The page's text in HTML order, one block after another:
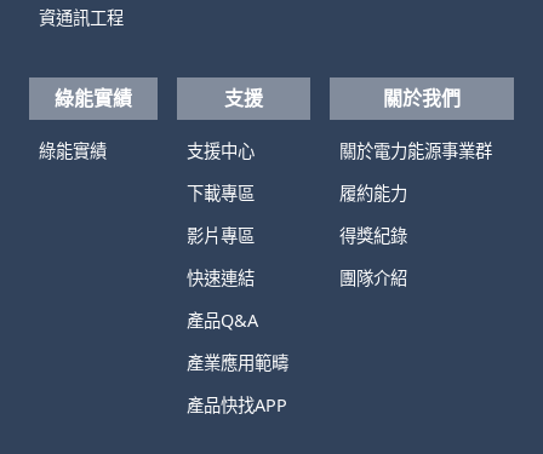
資通訊工程
綠能實績
綠能實績
支援
支援中心
下載專區
影片專區
快速連結
產品Q&A
產業應用範疇
產品快找APP
關於我們
關於電力能源事業群
履約能力
得獎紀錄
團隊介紹